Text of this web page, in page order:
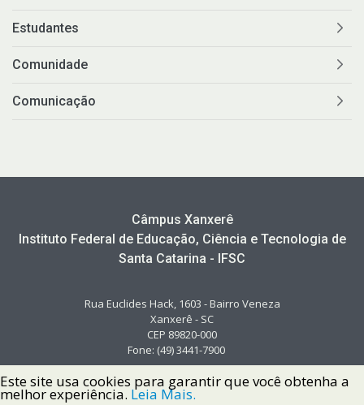
Estudantes
Comunidade
Comunicação
Câmpus Xanxerê
Instituto Federal de Educação, Ciência e Tecnologia de
Santa Catarina - IFSC
Rua Euclides Hack, 1603 - Bairro Veneza
Xanxerê - SC
CEP 89820-000
Fone: (49) 3441-7900
Este site usa cookies para garantir que você obtenha a
melhor experiência. Leia Mais.